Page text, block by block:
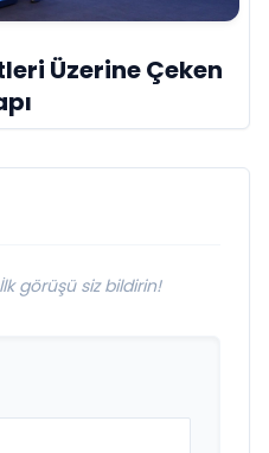
Üzerine Çeken
görüşü siz bildirin!